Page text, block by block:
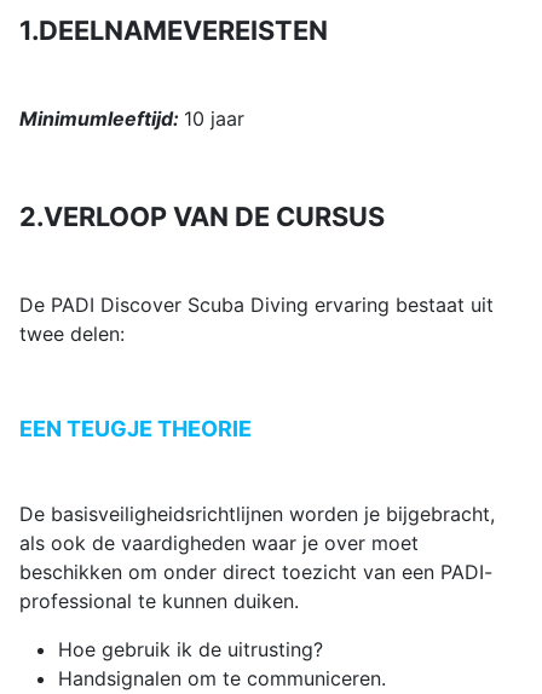
1.DEELNAMEVEREISTEN
Minimumleeftijd: 10 jaar
2.VERLOOP VAN DE CURSUS
De PADI Discover Scuba Diving ervaring bestaat uit
twee delen:
EEN TEUGJE THEORIE
De basisveiligheidsrichtlijnen worden je bijgebracht,
als ook de vaardigheden waar je over moet
beschikken om onder direct toezicht van een PADI-
professional te kunnen duiken.
Hoe gebruik ik de uitrusting?
Handsignalen om te communiceren.